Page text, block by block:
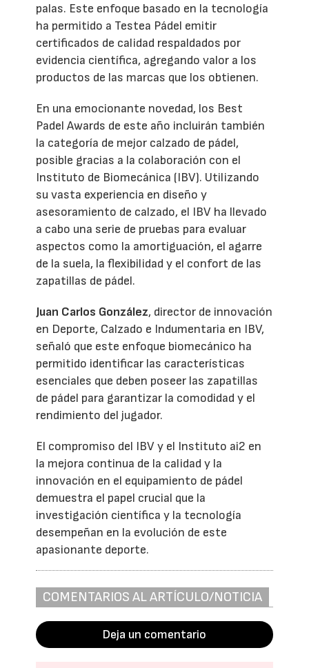
palas. Este enfoque basado en la tecnología
ha permitido a Testea Pádel emitir
certificados de calidad respaldados por
evidencia científica, agregando valor a los
productos de las marcas que los obtienen.
En una emocionante novedad, los Best
Padel Awards de este año incluirán también
la categoría de mejor calzado de pádel,
posible gracias a la colaboración con el
Instituto de Biomecánica (IBV). Utilizando
su vasta experiencia en diseño y
asesoramiento de calzado, el IBV ha llevado
a cabo una serie de pruebas para evaluar
aspectos como la amortiguación, el agarre
de la suela, la flexibilidad y el confort de las
zapatillas de pádel.
Juan Carlos González, director de innovación
en Deporte, Calzado e Indumentaria en IBV,
señaló que este enfoque biomecánico ha
permitido identificar las características
esenciales que deben poseer las zapatillas
de pádel para garantizar la comodidad y el
rendimiento del jugador.
El compromiso del IBV y el Instituto ai2 en
la mejora continua de la calidad y la
innovación en el equipamiento de pádel
demuestra el papel crucial que la
investigación científica y la tecnología
desempeñan en la evolución de este
apasionante deporte.
COMENTARIOS AL ARTÍCULO/NOTICIA
Deja un comentario